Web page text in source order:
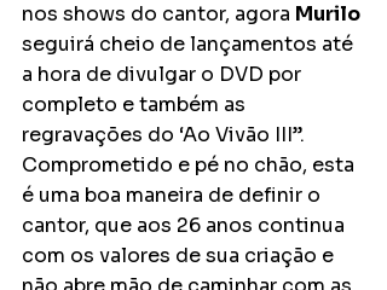
nos shows do cantor, agora Murilo
seguirá cheio de lançamentos até
a hora de divulgar o DVD por
completo e também as
regravações do ‘Ao Vivão III”.
Comprometido e pé no chão, esta
é uma boa maneira de definir o
cantor, que aos 26 anos continua
com os valores de sua criação e